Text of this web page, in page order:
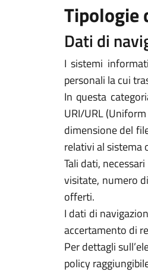
Dati di
I sistemi
personali la cui
In questa
URI/URL
dimensione del
relativi al sistema
Tali dati,
visitate, numero
offerti.
I dati di
accertamento di
Per dettagli
policy